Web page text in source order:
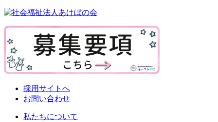
採用サイトへ
お問い合わせ
私たちについて